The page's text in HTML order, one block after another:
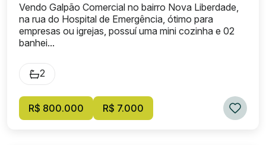
Vendo Galpão Comercial no bairro Nova Liberdade,
na rua do Hospital de Emergência, ótimo para
empresas ou igrejas, possuí uma mini cozinha e 02
banhei...
2
R$ 800.000 R$ 7.000